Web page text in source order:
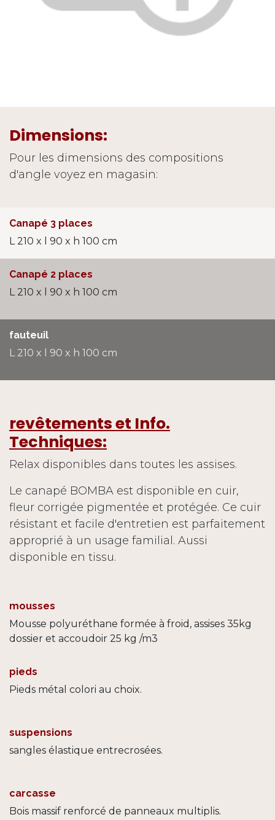
Dimensions:
Pour les dimensions des compositions
d'angle voyez en magasin:
Canapé 3 places
L 210 x l 90 x h 100 cm
Canapé 2 places
L 210 x l 90 x h 100 cm
fauteuil
L 210 x l 90 x h 100 cm
revêtements et Info.
Techniques:
Relax disponibles dans toutes les assises.
Le canapé BOMBA est disponible en cuir,
fleur corrigée pigmentée et protégée. Ce cuir
résistant et facile d'entretien est parfaitement
approprié à un usage familial. Aussi
disponible en tissu.
mousses
Mousse polyuréthane formée à froid, assises 35kg
dossier et accoudoir 25 kg /m3
pieds
Pieds métal colori au choix.
suspensions
sangles élastique entrecrosées.
carcasse
Bois massif renforcé de panneaux multiplis.